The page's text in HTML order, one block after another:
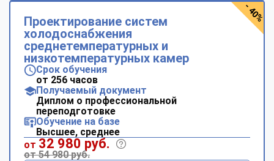
Проектирование систем
холодоснабжения
среднетемпературных и
низкотемпературных камер
Срок обучения
от 256 часов
Получаемый документ
Диплом о профессиональной
переподготовке
Обучение на базе
Высшее, среднее
от 32 980 руб.
от 54 980 руб.
- 40%